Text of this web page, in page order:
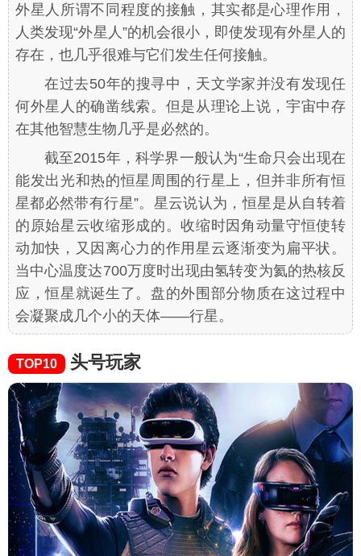
外星人所谓不同程度的接触，其实都是心理作用，
人类发现“外星人”的机会很小，即使发现有外星人的
存在，也几乎很难与它们发生任何接触。
在过去50年的搜寻中，天文学家并没有发现任
何外星人的确凿线索。但是从理论上说，宇宙中存
在其他智慧生物几乎是必然的。
截至2015年，科学界一般认为“生命只会出现在
能发出光和热的恒星周围的行星上，但并非所有恒
星都必然带有行星”。星云说认为，恒星是从自转着
的原始星云收缩形成的。收缩时因角动量守恒使转
动加快，又因离心力的作用星云逐渐变为扁平状。
当中心温度达700万度时出现由氢转变为氦的热核反
应，恒星就诞生了。盘的外围部分物质在这过程中
会凝聚成几个小的天体——行星。
TOP10 头号玩家